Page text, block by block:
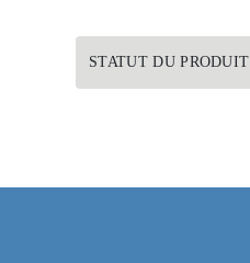
STATUT DU PRODUIT